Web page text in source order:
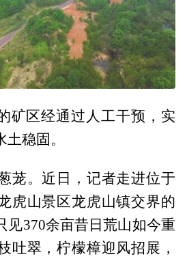
矿区经通过人工干预，实
稳固。
茏。近日，记者走进位于
虎山景区龙虎山镇交界的
见370余亩昔日荒山如今重
吐翠，柠檬樟迎风招展，